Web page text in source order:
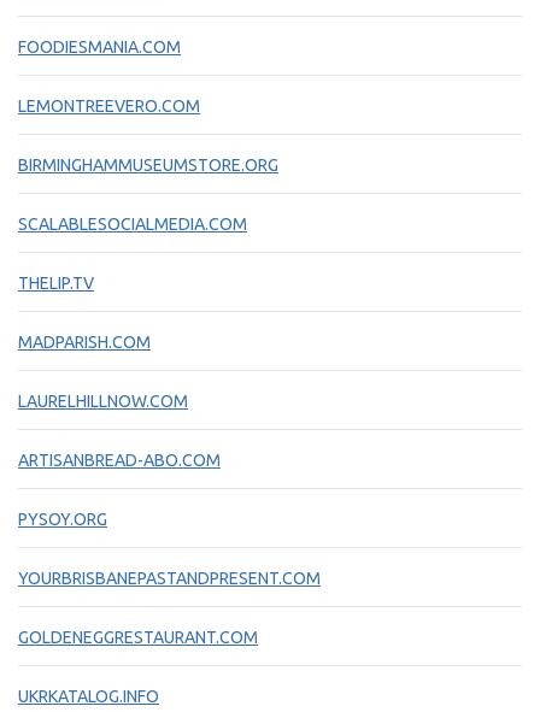
FOODIESMANIA.COM
LEMONTREEVERO.COM
BIRMINGHAMMUSEUMSTORE.ORG
SCALABLESOCIALMEDIA.COM
THELIP.TV
MADPARISH.COM
LAURELHILLNOW.COM
ARTISANBREAD-ABO.COM
PYSOY.ORG
YOURBRISBANEPASTANDPRESENT.COM
GOLDENEGGRESTAURANT.COM
UKRKATALOG.INFO